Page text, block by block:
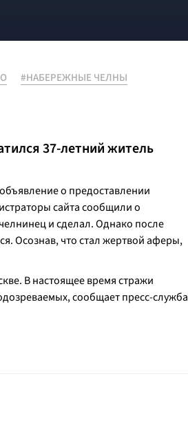
#НАБЕРЕЖНЫЕ ЧЕЛНЫ
37-летний житель
о предоставлении
сайта сообщили о
и сделал. Однако после
Осознав, что стал жертвой аферы,
В настоящее время стражи
сообщает пресс-служба